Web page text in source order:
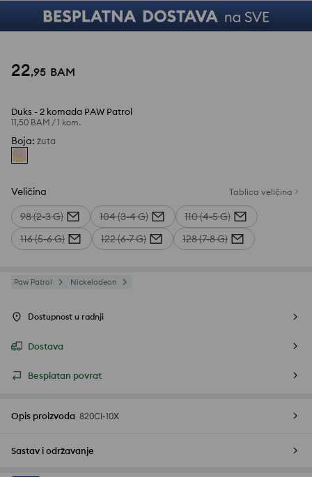
22,95 BAM
Duks - 2 komada PAW Patrol
11,50 BAM /1 kom.
Boja: žuta
Veličina Tablica veličina
98 (2-3 G) 104 (3-4 G)
110 (4-5 G)
116 (5-6 G)
122 (6-7 G) 128 (7-8 G)
Paw Patrol Nickelodeon
Dostupnost u radnji
Dostava
Besplatan povrat
Opis proizvoda 820CI-10X
Sastav i održavanje